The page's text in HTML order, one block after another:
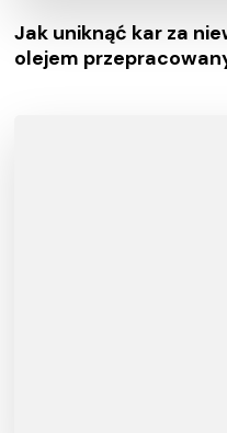
Jak uniknąć kar za
olejem